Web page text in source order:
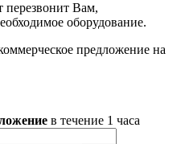
перезвонит Вам,
оборудование.
предложение на
в течение 1 часа